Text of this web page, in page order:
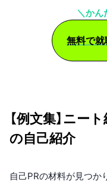
＼かん
無料で
【例文集】ニー
の自己紹介
自己PRの材料が見つか